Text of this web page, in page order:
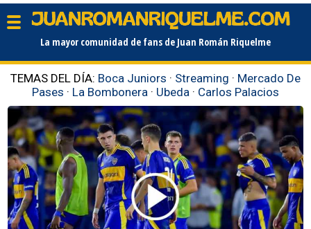
La mayor comunidad de fans de Juan Román Riquelme
TEMAS DEL DÍA: Boca Juniors · Streaming · Mercado De
Pases · La Bombonera · Ubeda · Carlos Palacios